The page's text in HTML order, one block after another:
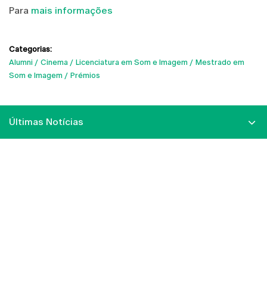
Para mais informações
Categorias:
Alumni
Cinema Licenciatura em Som e Imagem
Mestrado em
Som e Imagem
Prémios
Últimas Notícias